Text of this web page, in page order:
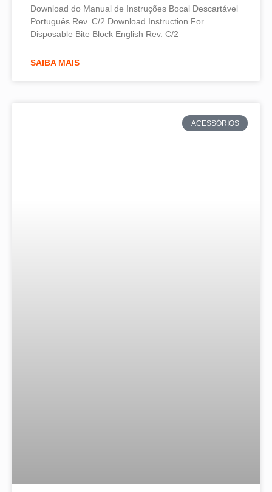
Download do Manual de Instruções Bocal Descartável
Português Rev. C/2 Download Instruction For
Disposable Bite Block English Rev. C/2
SAIBA MAIS
ACESSÓRIOS